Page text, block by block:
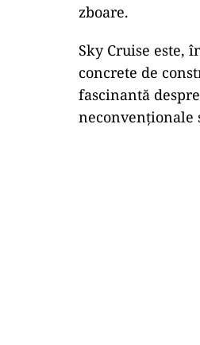
zboare.
Sky Cruise este,
concrete de
fascinantă
neconvenționale